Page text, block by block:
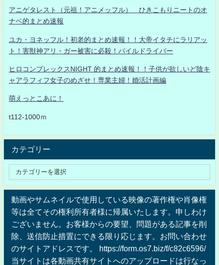
アニゲタレスト（元祖！アニメッフル） ひきこもりニートのオ
ナベ的まとめ速報
ユカ・ヨネッフル！初老的まとめ速報！！大帝イタチにラリアッ
ト！害獣神アリ・ガー被害に必殺！パイルドライバー
ヒロコンプレックスNIGHT 的まとめ速報！！子供が欲しいど陰キ
ャアラフィフ女子のめざせ！専業主婦！婚活計画編
萌えっとこあに！
t112-1000ｍ
カテゴリー
動画やサムネイルで使用している映像の著作権や肖像権
等は全てその権利所有者様に帰属いたします。申しわけ
ございません。お客様からの要望、問題がある記事を削
除、送信防止措置にできる限り応じます。お問い合わせ
のサイトアドレスです。 https://form.os7.biz/f/c82c6596/
当サイトは各動画共有サイトへのアップロードは行なっ